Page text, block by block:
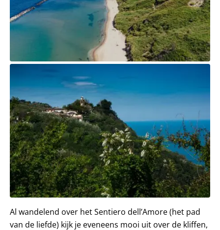
Al wandelend over het Sentiero dell’Amore (het pad
van de liefde) kijk je eveneens mooi uit over de kliffen,